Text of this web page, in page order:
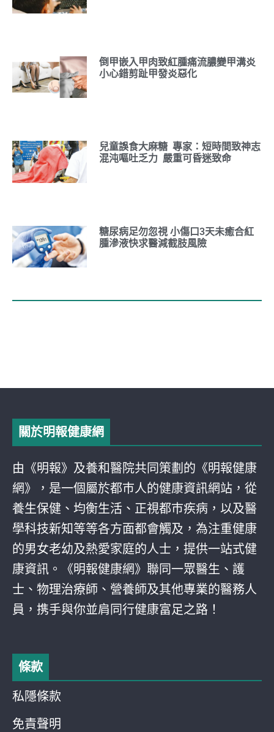
倒甲嵌入甲肉致紅腫痛流膿變甲溝炎
小心錯剪趾甲發炎惡化
兒童誤食大麻糖 專家：短時間致神志
混沌嘔吐乏力 嚴重可昏迷致命
糖尿病足勿忽視 小傷口3天未癒合紅
腫滲液快求醫減截肢風險
關於明報健康網
由《明報》及養和醫院共同策劃的《明報健康
網》，是一個屬於都巿人的健康資訊網站，從
養生保健、均衡生活、正視都巿疾病，以及醫
學科技新知等等各方面都會觸及，為注重健康
的男女老幼及熱愛家庭的人士，提供一站式健
康資訊。《明報健康網》聯同一眾醫生、護
士、物理治療師、營養師及其他專業的醫務人
員，携手與你並肩同行健康富足之路！
條款
私隱條款
免責聲明